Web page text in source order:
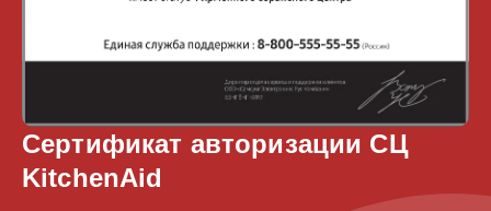
Сертификат авторизации СЦ
KitchenAid